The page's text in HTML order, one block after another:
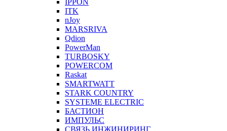
IPPON
ITK
nJoy
MARSRIVA
Qdion
PowerMan
TURBOSKY
POWERCOM
Raskat
SMARTWATT
STARK COUNTRY
SYSTEME ELECTRIC
БАСТИОН
ИМПУЛЬС